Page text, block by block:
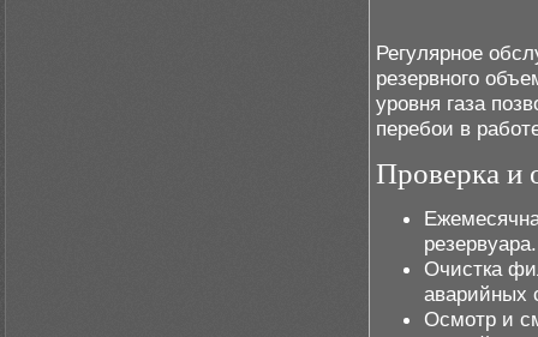
Регулярное
резервного
уровня газа
перебои в
Проверка и
резервуара.
Очистка
аварийных
Осмотр и